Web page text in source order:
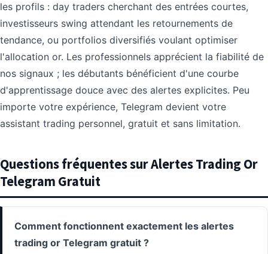
les profils : day traders cherchant des entrées courtes,
investisseurs swing attendant les retournements de
tendance, ou portfolios diversifiés voulant optimiser
l'allocation or. Les professionnels apprécient la fiabilité de
nos signaux ; les débutants bénéficient d'une courbe
d'apprentissage douce avec des alertes explicites. Peu
importe votre expérience, Telegram devient votre
assistant trading personnel, gratuit et sans limitation.
Questions fréquentes sur Alertes Trading Or
Telegram Gratuit
Comment fonctionnent exactement les alertes
trading or Telegram gratuit ?